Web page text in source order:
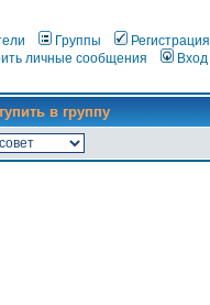
Группы Регистрация
личные сообщения
Вход
в группу